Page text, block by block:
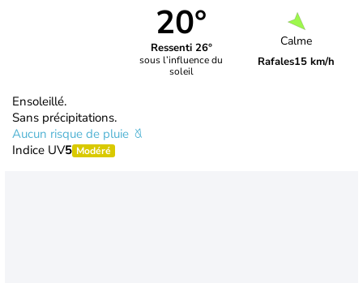
20°
Ressenti 26°
sous l’influence du
soleil
Calme
Rafales15 km/h
Ensoleillé.
Sans précipitations.
Aucun risque de pluie
Indice UV5 Modéré